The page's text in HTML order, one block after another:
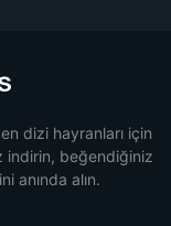
dizi hayranları için
indirin, beğendiğiniz
anında alın.